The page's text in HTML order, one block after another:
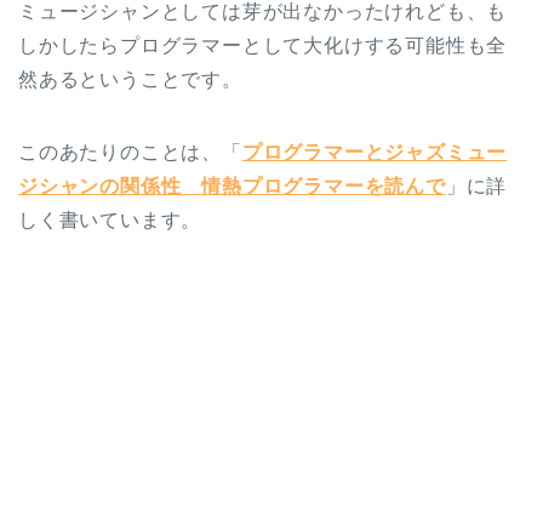
ミュージシャンとしては芽が出なかったけれども、も
しかしたらプログラマーとして大化けする可能性も全
然あるということです。
このあたりのことは、「 プログラマーとジャズミュー
ジシャンの関係性 情熱プログラマーを読んで」に詳
しく書いています。